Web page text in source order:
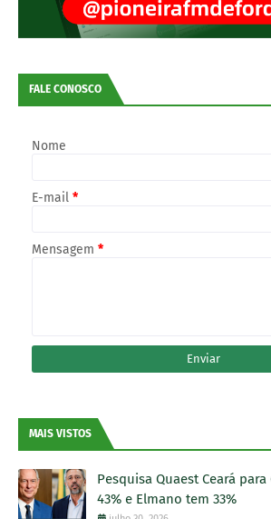
FALE CONOSCO
Nome
E-mail *
Mensagem *
MAIS VISTOS
Pesquisa Quaest Ceará
43% e Elmano tem 33%